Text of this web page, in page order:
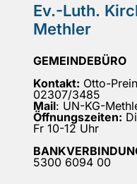
Ev.-Luth.
Methler
GEMEINDEBÜRO
Kontakt: Otto-
02307/3485
Mail: UN-KG-
Öffnungszeiten:
Fr 10-12 Uhr
5300 6094 00